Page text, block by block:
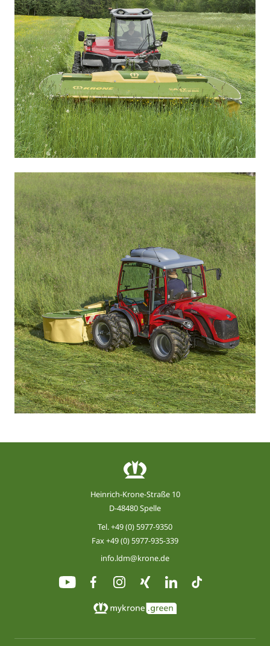
Heinrich-Krone-Straße 10
D-48480 Spelle
Tel.+49 (0) 5977-9350
Fax +49 (0) 5977-935-339
info.ldm@krone.de